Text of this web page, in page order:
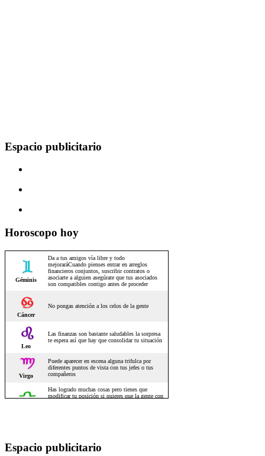
Espacio publicitario
Horoscopo hoy
Espacio publicitario